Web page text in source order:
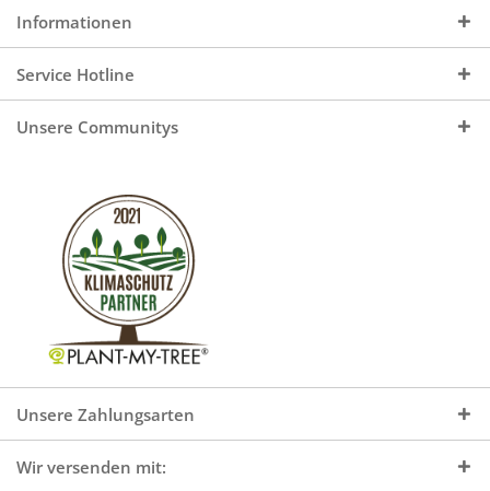
Informationen
Service Hotline
Unsere Communitys
Unsere Zahlungsarten
Wir versenden mit: